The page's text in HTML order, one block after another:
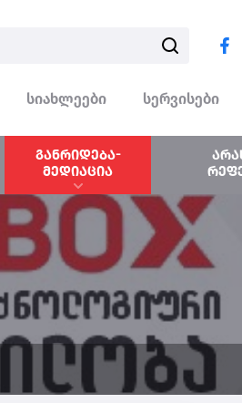
სიახლეები სერვისები
განრიდება-
მედიაცია